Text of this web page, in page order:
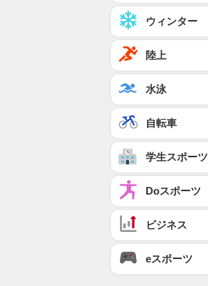
ウィンター
陸上
水泳
自転車
学生スポーツ
Doスポーツ
ビジネス
eスポーツ